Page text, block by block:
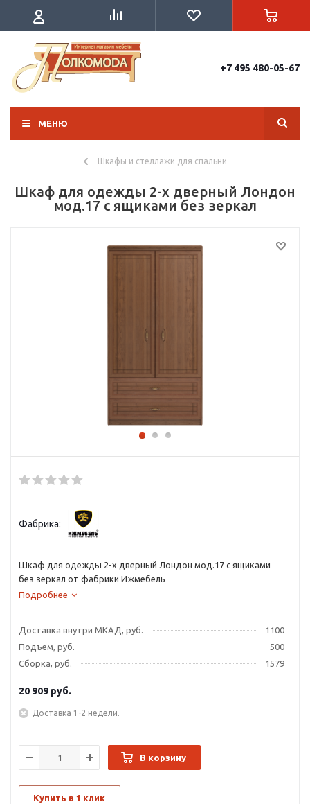
+7 495 480-05-67
МЕНЮ
Шкафы и стеллажи для спальни
Шкаф для одежды 2-х дверный Лондон
мод.17 с ящиками без зеркал
Фабрика:
Шкаф для одежды 2-х дверный Лондон мод.17 с ящиками
без зеркал от фабрики Ижмебель
Подробнее
Доставка внутри МКАД, руб.
1100
Подъем, руб.
500
Сборка, руб.
1579
20 909 руб.
Доставка 1-2 недели.
В корзину
Купить в 1 клик